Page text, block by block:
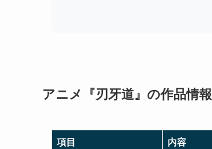
アニメ『刃牙道』の作品情報
項目 内容